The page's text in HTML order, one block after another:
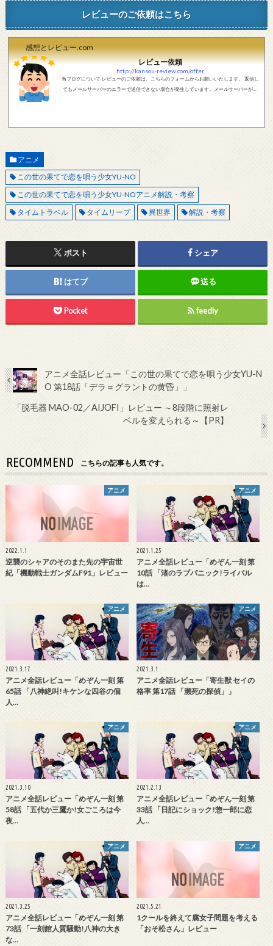
レビューのご依頼はこちら
感想とレビュー.com
レビュー依頼
http://kansou-review.com/offer
当ブログについて レビューのご依頼は、こちらのフォームからお願いいたします。 返信し
てもメールサーバーのエラーで送信できない場合が発生しています。メールサーバーが正
アニメ
この世の果てで恋を唄う少女YU-NO
この世の果てで恋を唄う少女YU-NOアニメ解説・考察
タイムトラベル
タイムリープ 異世界 解説・考察
ポスト シェア
はてブ 送る
Pocket feedly
アニメ全話レビュー「この世の果てで恋を唄う少女YU-N
O 第18話「デラ＝グラントの黄昏」」
「脱毛器 MAO-02／AIJOFI」レビュー ～8段階に照射レ
ベルを変えられる～【PR】
RECOMMEND こちらの記事も人気です。
アニメ
2022.1.1
逆襲のシャアのそのまた先の宇宙世
紀「機動戦士ガンダムF91」レビュー
アニメ
2021.1.25
アニメ全話レビュー「めぞん一刻 第
10話 「渚のラブパニック!ライバル
は…
アニメ
2021.3.17
アニメ全話レビュー「めぞん一刻 第
65話 「八神絶叫!キケンな四谷の個
人…
アニメ
2021.3.1
アニメ全話レビュー「寄生獣 セイの
格率 第17話 「瀕死の探偵」」
アニメ
2021.3.10
アニメ全話レビュー「めぞん一刻 第
58話 「五代か三鷹か!女ごころは今
夜…
アニメ
2021.2.13
アニメ全話レビュー「めぞん一刻 第
33話 「日記にショック!惣一郎に恋
人…
アニメ
2021.3.25
アニメ全話レビュー「めぞん一刻 第
73話 「一刻館人質騒動!八神の大き
な…
アニメ
2021.5.21
1クールを終えて腐女子問題を考える
「おそ松さん」レビュー